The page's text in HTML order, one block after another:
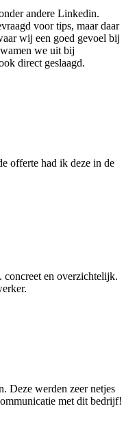
andere Linkedin.
voor tips, maar daar
wij een goed gevoel bij
we uit bij
direct geslaagd.
offerte had ik deze in de
concreet en overzichtelijk.
Deze werden zeer netjes
met dit bedrijf!